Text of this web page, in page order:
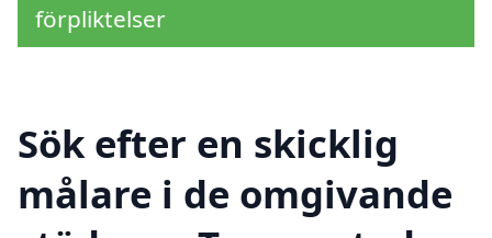
förpliktelser
Sök efter en skicklig
målare i de omgivande